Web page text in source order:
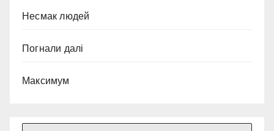
Несмак людей
Погнали далі
Максимум